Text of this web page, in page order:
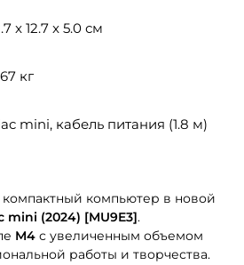
x 12.7 x 5.0 см
кг
mini, кабель питания (1.8 м)
компьютер в новой
mini (2024) [MU9E3].
M4 с увеличенным объемом
работы и творчества.